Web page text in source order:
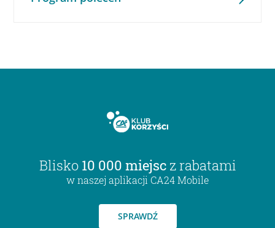
Blisko 10 000 miejsc z rabatami
w naszej aplikacji CA24 Mobile
SPRAWDŹ